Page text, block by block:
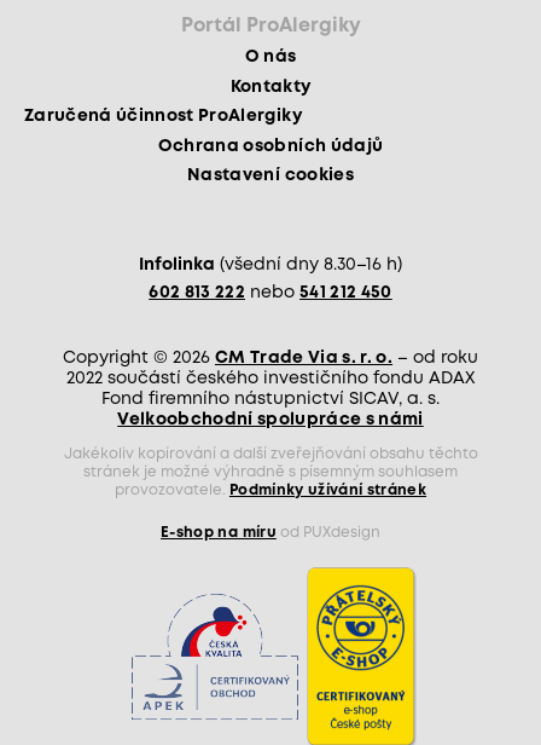
Portál ProAlergiky
O nás
Kontakty
Zaručená účinnost ProAlergiky
Ochrana osobních údajů
Nastavení cookies
Infolinka (všední dny 8.30–16 h)
602 813 222 nebo 541 212 450
Copyright © 2026 CM Trade Via s. r. o. – od roku
2022 součástí českého investičního fondu ADAX
Fond firemního nástupnictví SICAV, a. s.
Velkoobchodní spolupráce s námi
Jakékoliv kopírování a další zveřejňování obsahu těchto
stránek je možné výhradně s písemným souhlasem
provozovatele.
Podmínky užívání stránek
E-shop na míru od PUXdesign